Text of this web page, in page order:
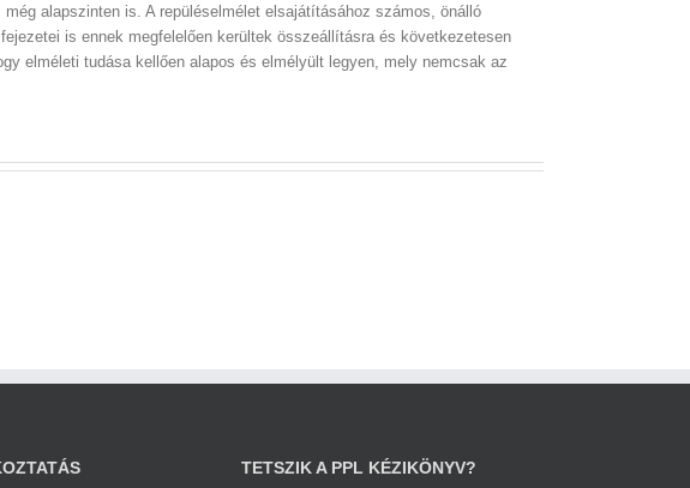
alapszinten is. A repüléselmélet elsajátításához számos, önálló
is ennek megfelelően kerültek összeállításra és következetesen
elméleti tudása kellően alapos és elmélyült legyen, mely nemcsak az
TETSZIK A PPL KÉZIKÖNYV?